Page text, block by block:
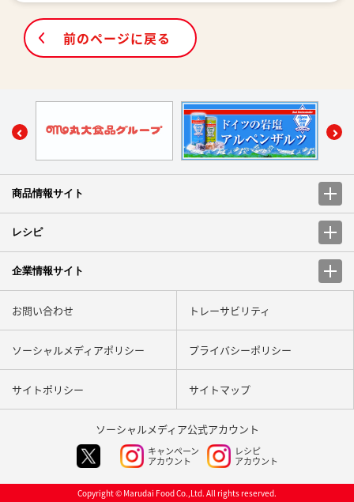
前のページに戻る
商品情報サイト
レシピ
企業情報サイト
お問い合わせ トレーサビリティ
ソーシャルメディアポリシー プライバシーポリシー
サイトポリシー サイトマップ
ソーシャルメディア公式アカウント
キャンペーン
アカウント
レシピ
アカウント
Copyright © Marudai Food Co.,Ltd. All rights reserved.